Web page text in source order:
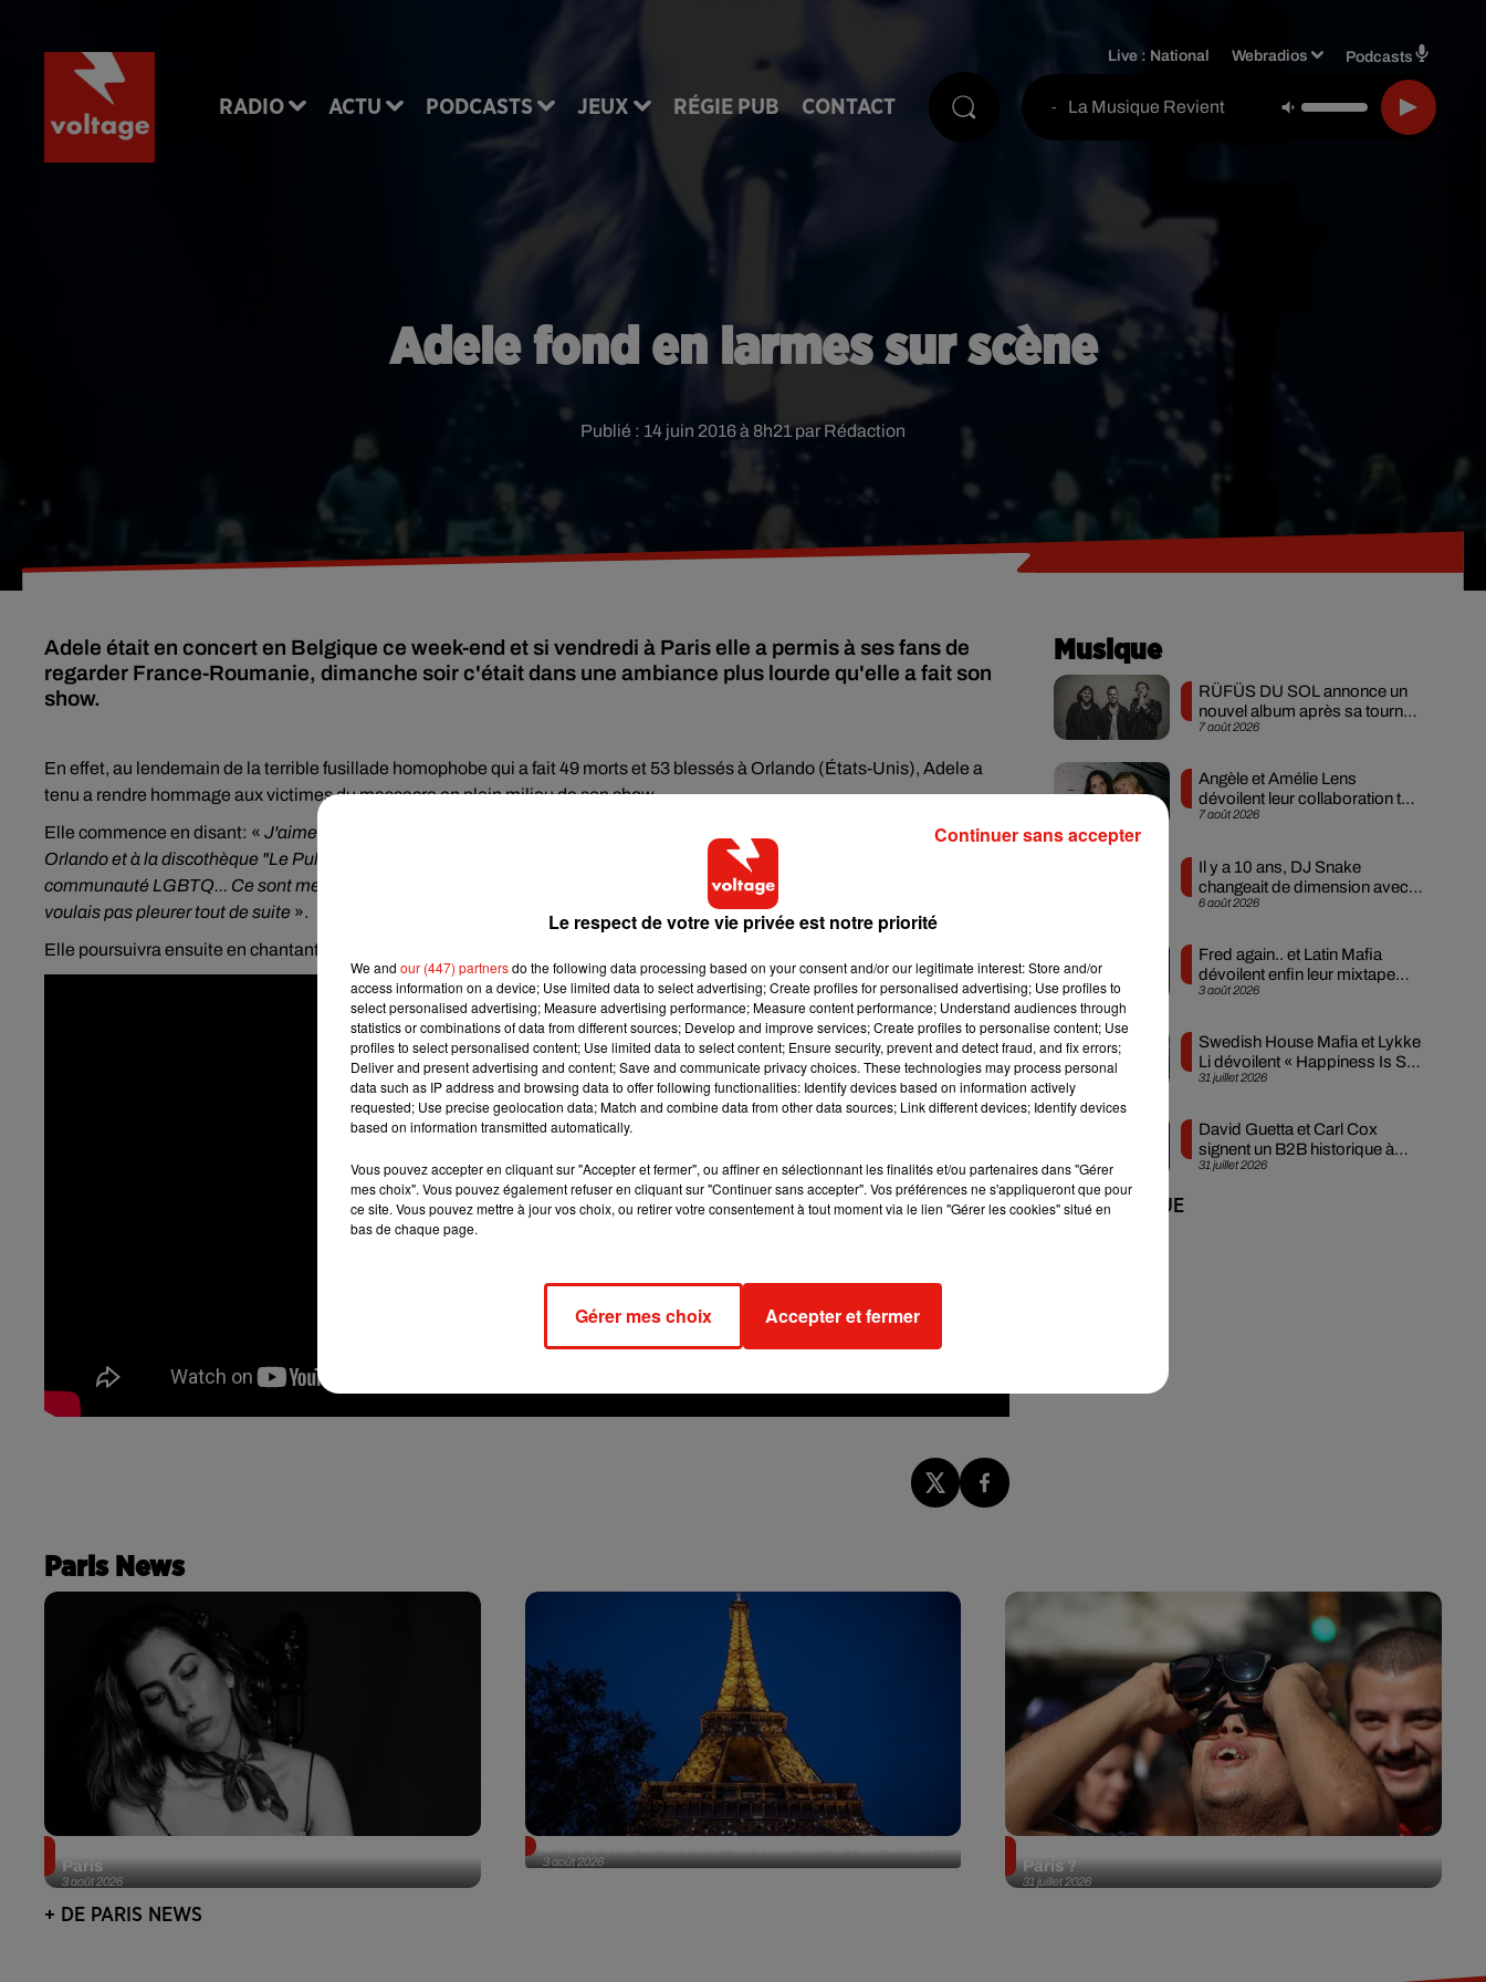
RADIO ACTU PODCASTS JEUX RÉGIE PUB CONTACT
Live : National Webradios Podcasts
- La Musique Revient
Adele fond en larmes sur scène
Publié : 14 juin 2016 à 8h21 par Rédaction
Adele était en concert en Belgique ce week-end et si vendredi à Paris elle a permis à ses fans de
regarder France-Roumanie, dimanche soir c'était dans une ambiance plus lourde qu'elle a fait son
show.
En effet, au lendemain de la terrible fusillade homophobe qui a fait 49 morts et 53 blessés à Orlando (États-Unis), Adele a
tenu a rendre hommage aux victimes du massacre en plein milieu de son show.
Elle commence en disant: « J'aimerais commencer ce soir en dédiant l'intégralité de ce spectacle à tous ceux qui étaient à
Orlando et à la discothèque "Le Pulse"
». Mais déchirée par l'émotion, c'est en larmes qu'elle va poursuivre: «
communauté LGBTQ... Ce sont mes âmes soeurs depuis que je suis très jeune donc je suis très très touchée
voulais pas pleurer tout de suite ».
Elle poursuivra ensuite en chantant sa chanson
Musique
7 août 2026
RÜFÜS DU SOL annonce un
nouvel album après sa tournée
mondiale
7 août 2026
Angèle et Amélie Lens
dévoilent leur collaboration tant
attendue
6 août 2026
Il y a 10 ans, DJ Snake
changeait de dimension avec
son premier...
3 août 2026
Fred again.. et Latin Mafia
dévoilent enfin leur mixtape
créée en...
31 juillet 2026
Swedish House Mafia et Lykke
Li dévoilent « Happiness Is So
Sad »
31 juillet 2026
David Guetta et Carl Cox
signent un B2B historique à
Ibiza
+ DE MUSIQUE
Paris News
3 août 2026
Paris
3 août 2026
31 juillet 2026
Paris ?
+ DE PARIS NEWS
Le respect de votre vie privée est notre priorité
We and our (447) partnersdo the following data processing based on your consent and/or our legitimate interest: Store and/or
access information on a device; Use limited data to select advertising; Create profiles for personalised advertising; Use profiles to
select personalised advertising; Measure advertising performance; Measure content performance; Understand audiences through
statistics or combinations of data from different sources; Develop and improve services; Create profiles to personalise content; Use
profiles to select personalised content; Use limited data to select content; Ensure security, prevent and detect fraud, and fix errors;
Deliver and present advertising and content; Save and communicate privacy choices. These technologies may process personal
data such as IP address and browsing data to offer following functionalities: Identify devices based on information actively
requested; Use precise geolocation data; Match and combine data from other data sources; Link different devices; Identify devices
based on information transmitted automatically.
Vous pouvez accepter en cliquant sur "Accepter et fermer", ou affiner en sélectionnant les finalités et/ou partenaires dans "Gérer
mes choix". Vous pouvez également refuser en cliquant sur "Continuer sans accepter". Vos préférences ne s'appliqueront que pour
ce site. Vous pouvez mettre à jour vos choix, ou retirer votre consentement à tout moment via le lien "Gérer les cookies" situé en
bas de chaque page.
Gérer mes choix Accepter et fermer
Continuer sans accepter